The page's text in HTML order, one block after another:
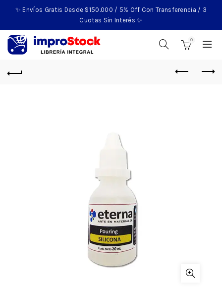
✨ Envíos Gratis Desde $150.000 / 5% Off Con Transferencia / 3
Cuotas Sin Interés ✨
0